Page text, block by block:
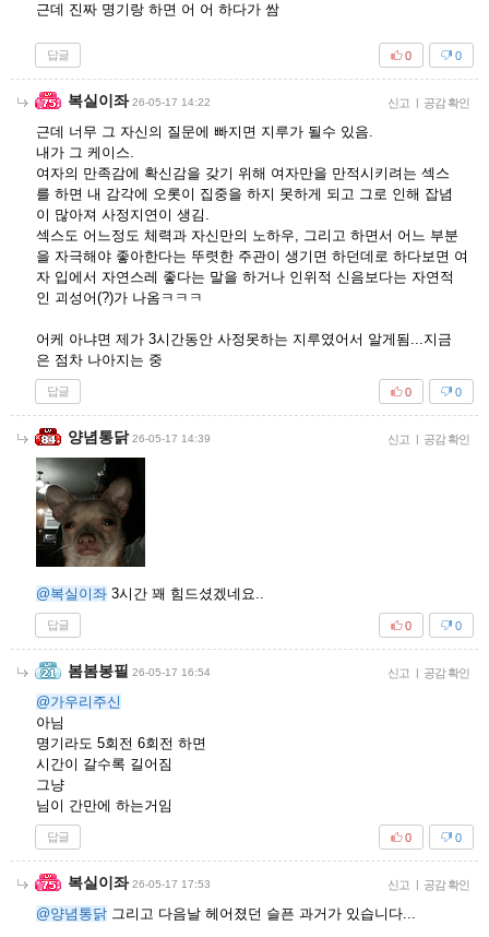
근데 진짜 명기랑 하면 어 어 하다가 쌈
답글 0
0
복실이좌 26-05-17 14:22 신고 | 공감 확인
근데 너무 그 자신의 질문에 빠지면 지루가 될수 있음.
내가 그 케이스.
여자의 만족감에 확신감을 갖기 위해 여자만을 만적시키려는 섹스
를 하면 내 감각에 오롯이 집중을 하지 못하게 되고 그로 인해 잡념
이 많아져 사정지연이 생김.
섹스도 어느정도 체력과 자신만의 노하우, 그리고 하면서 어느 부분
을 자극해야 좋아한다는 뚜렷한 주관이 생기면 하던데로 하다보면 여
자 입에서 자연스레 좋다는 말을 하거나 인위적 신음보다는 자연적
인 괴성어(?)가 나옴ㅋㅋㅋ
어케 아냐면 제가 3시간동안 사정못하는 지루였어서 알게됨...지금
은 점차 나아지는 중
답글 0
0
양념통닭 26-05-17 14:39 신고 | 공감 확인
@복실이좌 3시간 꽤 힘드셨겠네요..
답글 0
0
봄봄봉필 26-05-17 16:54 신고 | 공감 확인
@가우리주신
아님
명기라도 5회전 6회전 하면
시간이 갈수록 길어짐
그냥
님이 간만에 하는거임
답글 0
0
복실이좌 26-05-17 17:53 신고 | 공감 확인
@양념통닭 그리고 다음날 헤어졌던 슬픈 과거가 있습니다...